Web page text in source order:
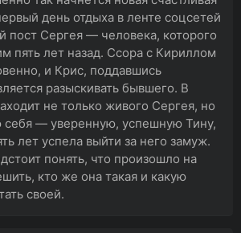
день отдыха в ленте соцсетей
пост Сергея — человека, которого
пять лет назад. Ссора с Кириллом
и Крис, поддавшись
разыскивать бывшего. В
не только живого Сергея, но
себя — уверенную, успешную Тину,
лет успела выйти за него замуж.
понять, что произошло на
кто же она такая и какую
своей.